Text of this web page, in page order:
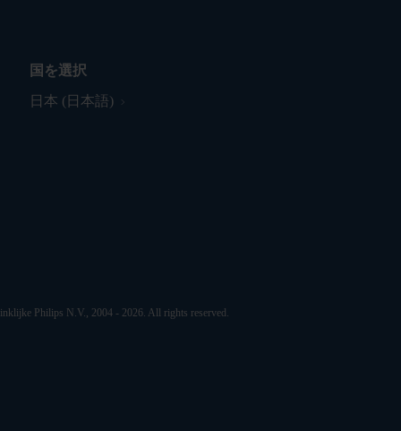
国を選択
日本 (日本語)
Philips N.V., 2004 - 2026. All rights reserved.